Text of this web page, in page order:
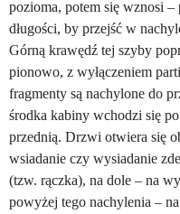
pozioma, potem się wznosi –
długości, by przejść w
Górną krawędź tej szyby
pionowo, z wyłączeniem
fragmenty są nachylone do
środka kabiny wchodzi się po
przednią. Drzwi otwiera się
wsiadanie czy wysiadanie
(tzw. rączka), na dole – na
powyżej tego nachylenia –